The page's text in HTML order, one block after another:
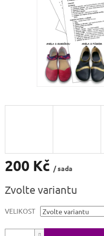
200 Kč / sada
cena:
Zvolte variantu
VELIKOST